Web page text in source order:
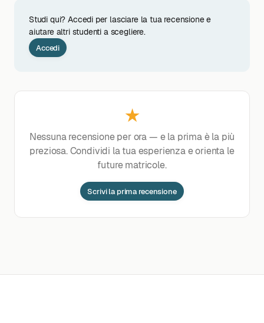
Studi qui? Accedi per lasciare la tua recensione e
aiutare altri studenti a scegliere.
Accedi
★
Nessuna recensione per ora — e la prima è la più
preziosa. Condividi la tua esperienza e orienta le
future matricole.
Scrivi la prima recensione